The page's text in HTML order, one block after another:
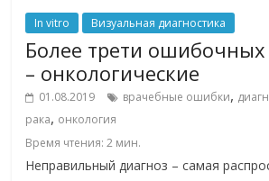
In vitro Визуальная диагностика
Более трети ошибочных
– онкологические
01.08.2019 врачебные ошибки,
рака, онкология
Время чтения:2 мин.
Неправильный диагноз – самая